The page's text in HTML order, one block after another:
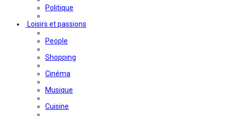
Politique
Loisirs et passions
People
Shopping
Cinéma
Musique
Cuisine